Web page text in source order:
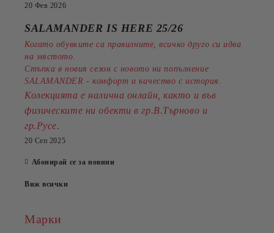
20 Фев 2026
SALAMANDER IS HERE 25/26
Когато обувките са правилните, всичко друго си идва
на мястото.
Стъпка в новия сезон с новото ни попълнение
SALAMANDER - комфорт и качество с история.
Колекцията е налична онлайн, както и във
физическите ни обекти в гр.В.Търново и
гр.Русе.
20 Сеп 2025
Абонирай се за новини
Виж всички
Марки